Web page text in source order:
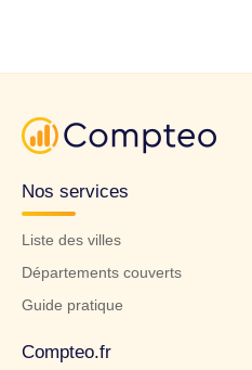
Nos services
Liste des villes
Départements couverts
Guide pratique
Compteo.fr